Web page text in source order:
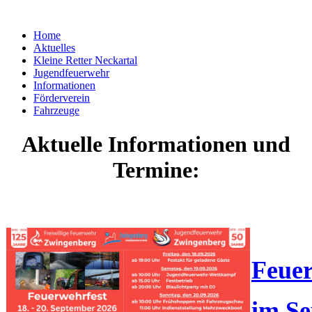
Home
Aktuelles
Kleine Retter Neckartal
Jugendfeuerwehr
Informationen
Förderverein
Fahrzeuge
Aktuelle Informationen und
Termine: